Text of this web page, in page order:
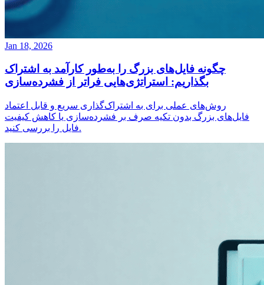
Jan 18, 2026
چگونه فایل‌های بزرگ را به‌طور کارآمد به اشتراک
بگذاریم: استراتژی‌هایی فراتر از فشرده‌سازی
روش‌های عملی برای به اشتراک‌گذاری سریع و قابل اعتماد
فایل‌های بزرگ بدون تکیه صرف بر فشرده‌سازی یا کاهش کیفیت
فایل را بررسی کنید.